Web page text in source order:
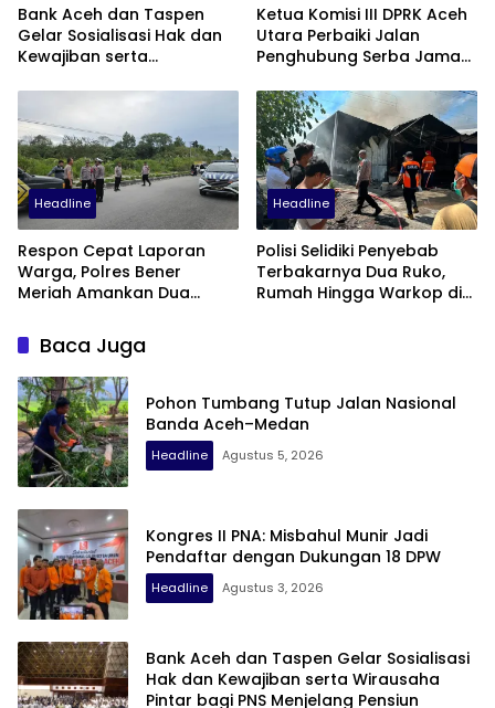
Bank Aceh dan Taspen
Gelar Sosialisasi Hak dan
Kewajiban serta
Menjelang Pensiun
Ketua Komisi III DPRK Aceh
Utara Perbaiki Jalan
Penghubung Serba Jaman
Gampong Tanah Luas
Headline
Respon Cepat Laporan
Warga, Polres Bener
Meriah Amankan Dua
Terlibat Balap Liar
Headline
Polisi Selidiki Penyebab
Terbakarnya Dua Ruko,
Rumah Hingga Warkop di
Baca Juga
Pohon Tumbang Tutup Jalan Nasional
Banda Aceh–Medan
Headline Agustus 5, 2026
Kongres II PNA: Misbahul Munir Jadi
Pendaftar dengan Dukungan 18 DPW
Headline Agustus 3, 2026
Bank Aceh dan Taspen Gelar Sosialisasi
Hak dan Kewajiban serta Wirausaha
Pintar bagi PNS Menjelang Pensiun